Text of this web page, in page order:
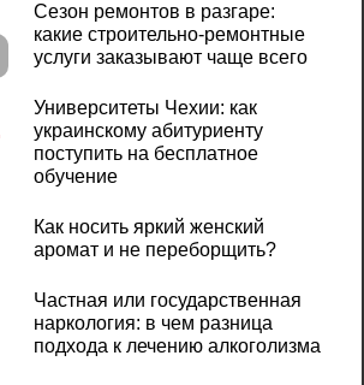
Сезон ремонтов в разгаре:
какие строительно-ремонтные
услуги заказывают чаще всего
Университеты Чехии: как
украинскому абитуриенту
поступить на бесплатное
обучение
Как носить яркий женский
аромат и не переборщить?
Частная или государственная
наркология: в чем разница
подхода к лечению алкоголизма